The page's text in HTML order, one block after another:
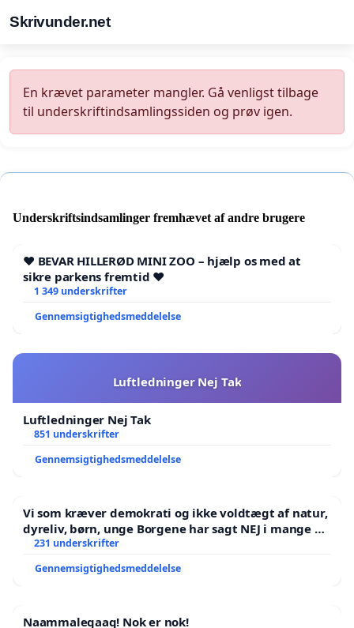
Skrivunder.net
En krævet parameter mangler. Gå venligst tilbage
til underskriftindsamlingssiden og prøv igen.
Underskriftsindsamlinger fremhævet af andre brugere
❤️ BEVAR HILLERØD MINI ZOO – hjælp os med at
sikre parkens fremtid ❤️
1 349 underskrifter
Gennemsigtighedsmeddelelse
Luftledninger Nej Tak
Luftledninger Nej Tak
851 underskrifter
Gennemsigtighedsmeddelelse
Vi som kræver demokrati og ikke voldtægt af natur,
dyreliv, børn, unge Borgene har sagt NEJ i mange år.
Der er
231 underskrifter
Gennemsigtighedsmeddelelse
Naammaleqaaq! Nok er nok!